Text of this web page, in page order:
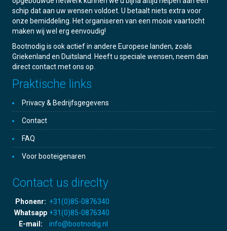
schip dat aan uw wensen voldoet. U betaalt niets extra voor
onze bemiddeling. Het organiseren van een mooie vaartocht
maken wij wel erg eenvoudig!
Bootnodig is ook actief in andere Europese landen, zoals
Griekenland en Duitsland. Heeft u speciale wensen, neem dan
direct contact met ons op.
Praktische links
Privacy & Bedrijfsgegevens
Contact
FAQ
Voor booteigenaren
Contact us direclty
Phonenr: +31(0)85-0876340
Whatsapp +31(0)85-0876340
E-mail:
info@bootnodig.nl